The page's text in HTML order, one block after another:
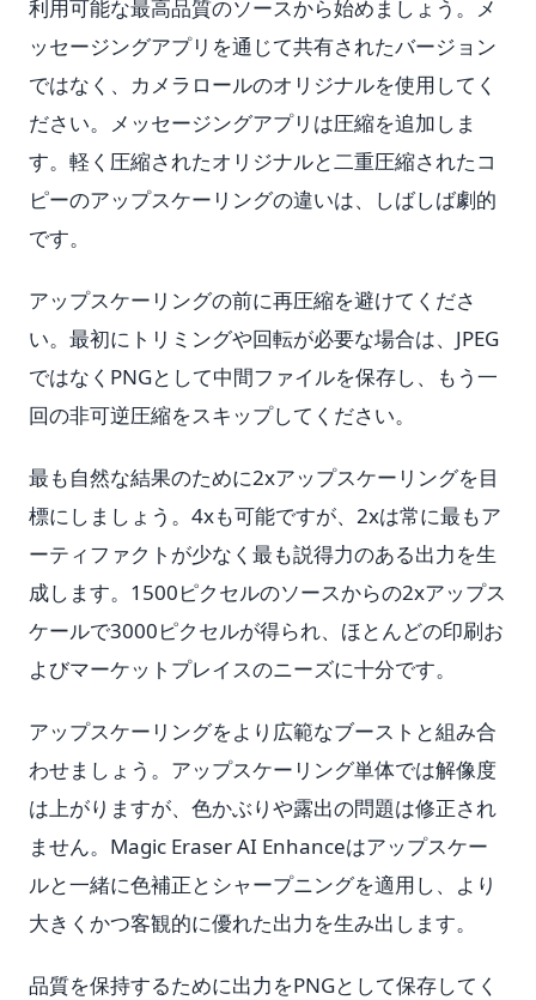
利用可能な最高品質のソースから始めましょう。メ
ッセージングアプリを通じて共有されたバージョン
ではなく、カメラロールのオリジナルを使用してく
ださい。メッセージングアプリは圧縮を追加しま
す。軽く圧縮されたオリジナルと二重圧縮されたコ
ピーのアップスケーリングの違いは、しばしば劇的
です。
アップスケーリングの前に再圧縮を避けてくださ
い。最初にトリミングや回転が必要な場合は、JPEG
ではなくPNGとして中間ファイルを保存し、もう一
回の非可逆圧縮をスキップしてください。
最も自然な結果のために2xアップスケーリングを目
標にしましょう。4xも可能ですが、2xは常に最もア
ーティファクトが少なく最も説得力のある出力を生
成します。1500ピクセルのソースからの2xアップス
ケールで3000ピクセルが得られ、ほとんどの印刷お
よびマーケットプレイスのニーズに十分です。
アップスケーリングをより広範なブーストと組み合
わせましょう。アップスケーリング単体では解像度
は上がりますが、色かぶりや露出の問題は修正され
ません。Magic Eraser AI Enhanceはアップスケー
ルと一緒に色補正とシャープニングを適用し、より
大きくかつ客観的に優れた出力を生み出します。
品質を保持するために出力をPNGとして保存してく